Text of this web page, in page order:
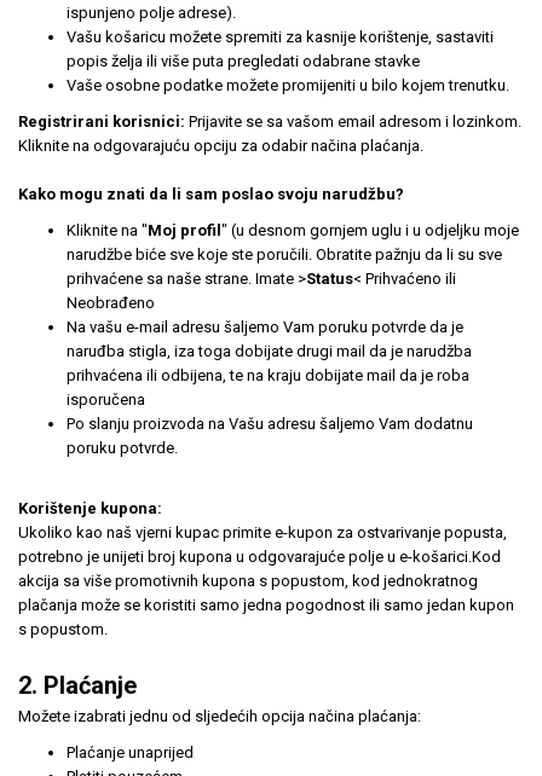
ispunjeno polje adrese).
Vašu košaricu možete spremiti za kasnije korištenje, sastaviti
popis želja ili više puta pregledati odabrane stavke
Vaše osobne podatke možete promijeniti u bilo kojem trenutku.
Registrirani korisnici: Prijavite se sa vašom email adresom i lozinkom.
Kliknite na odgovarajuću opciju za odabir načina plaćanja.
Kako mogu znati da li sam poslao svoju narudžbu?
Kliknite na "Moj profil " (u desnom gornjem uglu i u odjeljku moje
narudžbe biće sve koje ste poručili. Obratite pažnju da li su sve
prihvaćene sa naše strane. Imate >Status< Prihvaćeno ili
Neobrađeno
Na vašu e-mail adresu šaljemo Vam poruku potvrde da je
naruđba stigla, iza toga dobijate drugi mail da je narudžba
prihvaćena ili odbijena, te na kraju dobijate mail da je roba
isporučena
Po slanju proizvoda na Vašu adresu šaljemo Vam dodatnu
poruku potvrde.
Korištenje kupona:
Ukoliko kao naš vjerni kupac primite e-kupon za ostvarivanje popusta,
potrebno je unijeti broj kupona u odgovarajuće polje u e-košarici.Kod
akcija sa više promotivnih kupona s popustom, kod jednokratnog
plačanja može se koristiti samo jedna pogodnost ili samo jedan kupon
s popustom.
2. Plaćanje
Možete izabrati jednu od sljedećih opcija načina plaćanja:
Plaćanje unaprijed